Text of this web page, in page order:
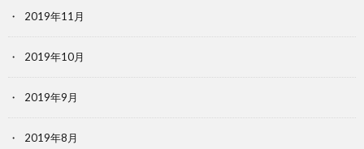
2019年11月
2019年10月
2019年9月
2019年8月